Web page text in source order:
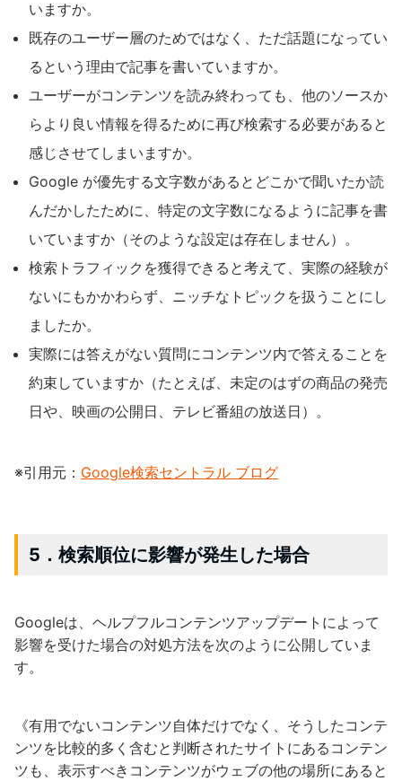
いますか。
既存のユーザー層のためではなく、ただ話題になってい
るという理由で記事を書いていますか。
ユーザーがコンテンツを読み終わっても、他のソースか
らより良い情報を得るために再び検索する必要があると
感じさせてしまいますか。
Google が優先する文字数があるとどこかで聞いたか読
んだかしたために、特定の文字数になるように記事を書
いていますか（そのような設定は存在しません）。
検索トラフィックを獲得できると考えて、実際の経験が
ないにもかかわらず、ニッチなトピックを扱うことにし
ましたか。
実際には答えがない質問にコンテンツ内で答えることを
約束していますか（たとえば、未定のはずの商品の発売
日や、映画の公開日、テレビ番組の放送日）。
※引用元： Google検索セントラル ブログ
5．検索順位に影響が発生した場合
Googleは、ヘルプフルコンテンツアップデートによって
影響を受けた場合の対処方法を次のように公開していま
す。
《有用でないコンテンツ自体だけでなく、そうしたコンテ
ンツを比較的多く含むと判断されたサイトにあるコンテン
ツも、表示すべきコンテンツがウェブの他の場所にあると